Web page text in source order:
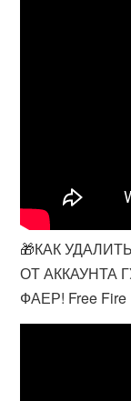
🎁КАК
ОТ АККАУНТА
ФАЕР! Free Fire